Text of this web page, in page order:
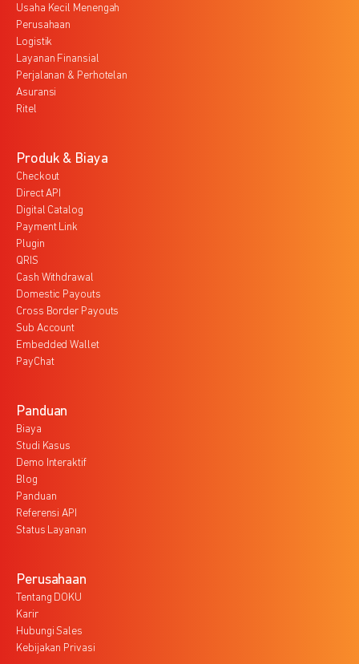
Usaha Kecil Menengah
Perusahaan
Logistik
Layanan Finansial
Perjalanan & Perhotelan
Asuransi
Ritel
Produk & Biaya
Checkout
Direct API
Digital Catalog
Payment Link
Plugin
QRIS
Cash Withdrawal
Domestic Payouts
Cross Border Payouts
Sub Account
Embedded Wallet
PayChat
Panduan
Biaya
Studi Kasus
Demo Interaktif
Blog
Panduan
Referensi API
Status Layanan
Perusahaan
Tentang DOKU
Karir
Hubungi Sales
Kebijakan Privasi